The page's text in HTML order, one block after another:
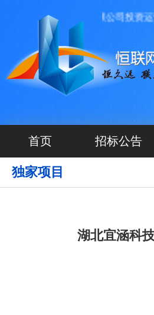
源航网络科技有限公司投资运
首页 招标公告
独家项目
湖北宜涵科